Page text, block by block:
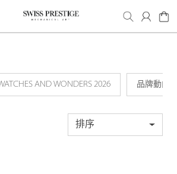
AND WONDERS 2026 品牌動向
排序